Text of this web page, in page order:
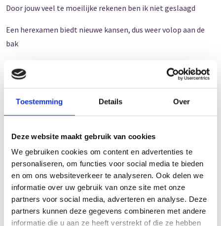
Toestemming Details Over
Deze website maakt gebruik van cookies
We gebruiken cookies om content en advertenties te
personaliseren, om functies voor social media te bieden
en om ons websiteverkeer te analyseren. Ook delen we
informatie over uw gebruik van onze site met onze
partners voor social media, adverteren en analyse. Deze
partners kunnen deze gegevens combineren met andere
informatie die u aan ze heeft verstrekt of die ze hebben
Door jouw veel te moeilijke rekenen ben ik niet geslaagd
Een herexamen biedt nieuwe kansen, dus weer volop aan de
bak
Gelukkig heb ik thuis een privé leraar, die ervoor zorgt dat ik
het snap
sommen voorbij gekomen
Nu moet het toch zo zijn dat ik het examen goed door ga
komen
De dag breekt aan, het is nu echt zover om te presteren
En dat het toch niet voor niets is geweest, al dat moeilijke